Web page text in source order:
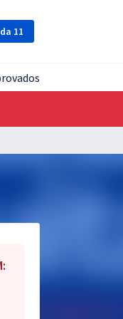
11